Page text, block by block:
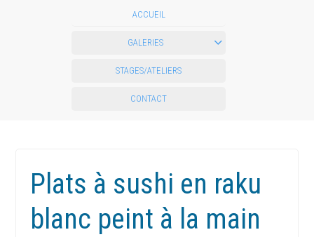
ACCUEIL
GALERIES
STAGES/ATELIERS
CONTACT
Plats à sushi en raku
blanc peint à la main